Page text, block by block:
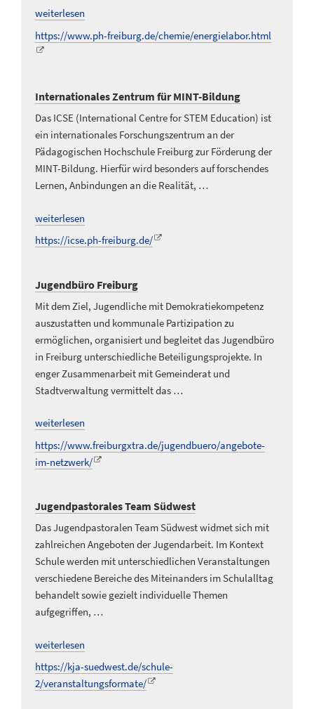
weiterlesen
https://www.ph-freiburg.de/chemie/energielabor.html
Internationales Zentrum für MINT-Bildung
Das ICSE (International Centre for STEM Education) ist
ein internationales Forschungszentrum an der
Pädagogischen Hochschule Freiburg zur Förderung der
MINT-Bildung. Hierfür wird besonders auf forschendes
Lernen, Anbindungen an die Realität, …
weiterlesen
https://icse.ph-freiburg.de/
Jugendbüro Freiburg
Mit dem Ziel, Jugendliche mit Demokratiekompetenz
auszustatten und kommunale Partizipation zu
ermöglichen, organisiert und begleitet das Jugendbüro
in Freiburg unterschiedliche Beteiligungsprojekte. In
enger Zusammenarbeit mit Gemeinderat und
Stadtverwaltung vermittelt das …
weiterlesen
https://www.freiburgxtra.de/jugendbuero/angebote-
im-netzwerk/
Jugendpastorales Team Südwest
Das Jugendpastoralen Team Südwest widmet sich mit
zahlreichen Angeboten der Jugendarbeit. Im Kontext
Schule werden mit unterschiedlichen Veranstaltungen
verschiedene Bereiche des Miteinanders im Schulalltag
behandelt sowie gezielt individuelle Themen
aufgegriffen, …
weiterlesen
https://kja-suedwest.de/schule-
2/veranstaltungsformate/